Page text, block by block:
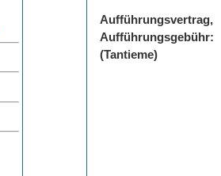
Aufführungsvertrag,
Aufführungsgebühr:
(Tantieme)